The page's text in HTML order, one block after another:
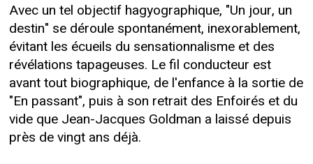
Avec un tel objectif hagyographique, "Un jour, un
destin" se déroule spontanément, inexorablement,
évitant les écueils du sensationnalisme et des
révélations tapageuses. Le fil conducteur est
avant tout biographique, de l'enfance à la sortie de
"En passant", puis à son retrait des Enfoirés et du
vide que Jean-Jacques Goldman a laissé depuis
près de vingt ans déjà.